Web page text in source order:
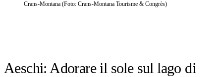
Crans-Montana (Foto: Crans-Montana Tourisme & Congrès)
Aeschi: Adorare il sole sul lago di